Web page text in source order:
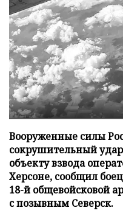
Вооруженные силы
сокрушительный
объекту взвода
Херсоне, сообщил
18-й общевойсковой
с позывным Северск.